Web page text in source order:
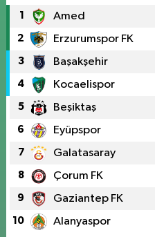
1 Amed
2 Erzurumspor FK
3 Başakşehir
4 Kocaelispor
5 Beşiktaş
6 Eyüpspor
7 Galatasaray
8 Çorum FK
9 Gaziantep FK
10 Alanyaspor